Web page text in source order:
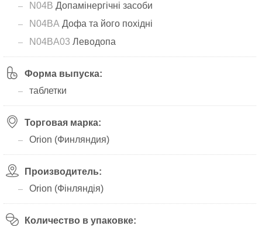
N04B Допамінергічні засоби
N04BA Дофа та його похідні
N04BA03 Леводопа
Форма выпуска:
таблетки
Торговая марка:
Orion (Финляндия)
Производитель:
Orion (Фінляндія)
Количество в упаковке: